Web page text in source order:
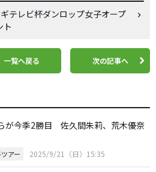
テレビ杯ダンロップ女子オープ
ト
一覧へ戻る 次の記事へ
が今季2勝目 佐久間朱莉、荒木優奈
アー 2025/9/21（日）15:35